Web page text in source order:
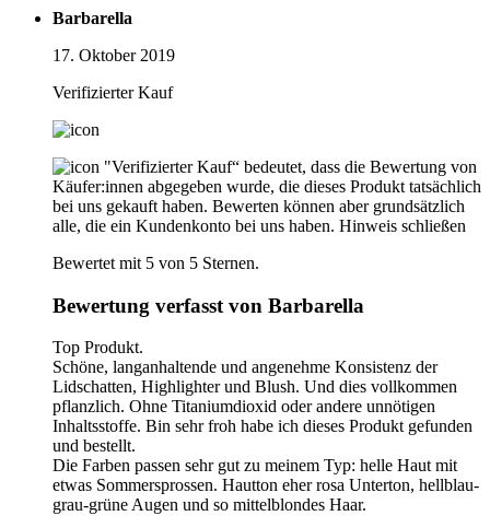
Barbarella
17. Oktober 2019
Verifizierter Kauf
"Verifizierter Kauf“ bedeutet, dass die Bewertung von
Käufer:innen abgegeben wurde, die dieses Produkt tatsächlich
bei uns gekauft haben. Bewerten können aber grundsätzlich
alle, die ein Kundenkonto bei uns haben. Hinweis schließen
Bewertet mit 5 von 5 Sternen.
Bewertung verfasst von Barbarella
Top Produkt.
Schöne, langanhaltende und angenehme Konsistenz der
Lidschatten, Highlighter und Blush. Und dies vollkommen
pflanzlich. Ohne Titaniumdioxid oder andere unnötigen
Inhaltsstoffe. Bin sehr froh habe ich dieses Produkt gefunden
und bestellt.
Die Farben passen sehr gut zu meinem Typ: helle Haut mit
etwas Sommersprossen. Hautton eher rosa Unterton, hellblau-
grau-grüne Augen und so mittelblondes Haar.